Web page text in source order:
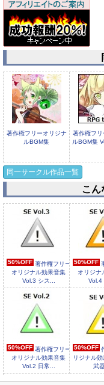
著作権フリーオリジナ
ルBGM集
著作権フリ
ルBGM集
著作権フリーオリジナ
ルジングル曲集 Vol.2
著作権フリ
ルBGM集
2
同一サークル作品一覧
こん
50%OFF 著作権フリー
オリジナル効果音集
Vol.3 シス...
50%OFF
オリジナ
Vol.4
50%OFF 著作権フリー
オリジナル効果音集
Vol.2 日常...
50%OFF
リジナル
武